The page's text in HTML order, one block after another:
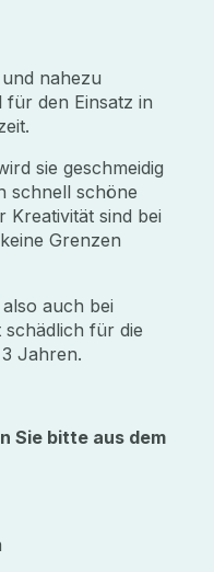
nahezu
für den Einsatz in
sie geschmeidig
schnell schöne
Kreativität sind bei
Grenzen
auch bei
für die
Jahren.
Sie bitte aus dem